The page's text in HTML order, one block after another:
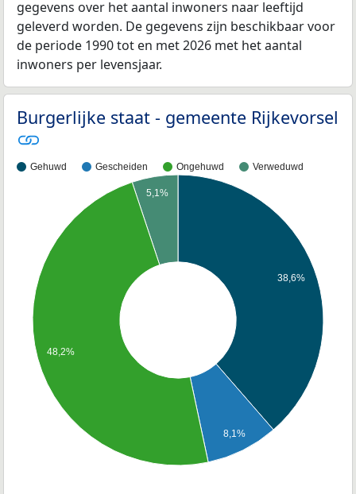
gegevens over het aantal inwoners naar leeftijd
geleverd worden. De gegevens zijn beschikbaar voor
de periode 1990 tot en met 2026 met het aantal
inwoners per levensjaar.
Burgerlijke staat - gemeente Rijkevorsel
Gehuwd Gescheiden Ongehuwd Verweduwd
38,6%
8,1%
5,1%
48,2%